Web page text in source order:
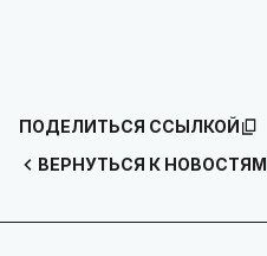
ВЕРНУТЬСЯ К НОВОСТЯМ
ПОДЕЛИТЬСЯ ССЫЛКОЙ